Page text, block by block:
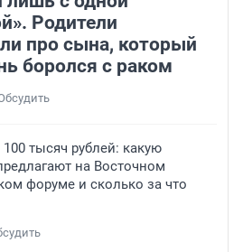
Родители
про сына, который
боролся с раком
тысяч рублей: какую
на Восточном
форуме и сколько за что